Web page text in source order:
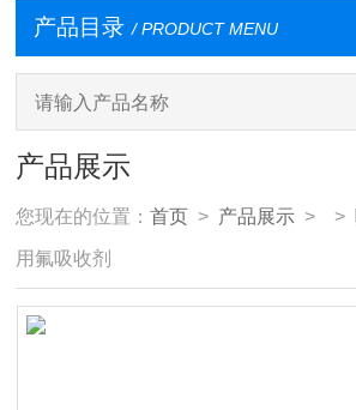
产品目录 / PRODUCT MENU
产品展示
您现在的位置：首页 > 产品展示 > >
用氟吸收剂